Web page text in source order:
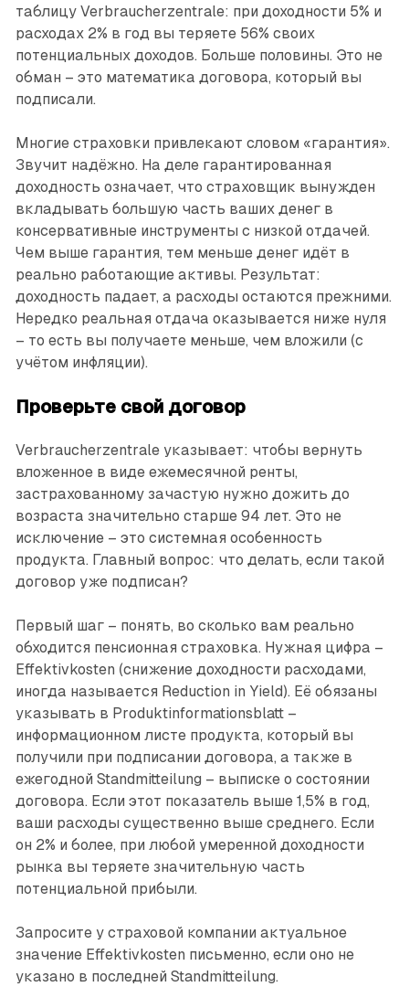
таблицу Verbraucherzentrale: при доходности 5% и
расходах 2% в год вы теряете 56% своих
потенциальных доходов. Больше половины. Это не
обман – это математика договора, ­который вы
подписали.
Многие страховки привлекают словом «гарантия».
Звучит надёжно. На деле гарантированная
доходность означает, что страховщик вынужден
вкладывать большую часть ваших денег в
консервативные инструменты с низкой отдачей.
Чем выше гарантия, тем меньше денег идёт в
реально работающие активы. Результат:
доходность падает, а расходы остаются прежними.
Нередко реальная отдача оказывается ниже нуля
– то есть вы получаете меньше, чем вложили (с
учётом инфляции).
Проверьте свой договор
Verbraucherzentrale указывает: чтобы вернуть
вложенное в виде ежемесячной ренты,
застрахованному зачастую нужно дожить до
возраста значительно старше 94 лет. Это не
исключение – это системная особенность
продукта. Главный вопрос: что делать, если такой
договор уже подписан?
Первый шаг – понять, во сколько вам реально
обходится пенсионная страховка. Нужная цифра –
Effektivkosten (снижение доходности расходами,
иногда называется Reduction in Yield). Её обязаны
указывать в Produktinformationsblatt –
информационном листе продукта, который вы
получили при подписании договора, а также в
ежегодной Standmitteilung – выписке о состоянии
договора. Если этот показатель выше 1,5% в год,
ваши расходы существенно выше среднего. Если
он 2% и более, при любой умеренной доходности
рынка вы теряете значительную часть
потенциальной прибыли.
Запросите у страховой компании актуальное
значение Effektivkosten письменно, если оно не
указано в последней Standmitteilung.